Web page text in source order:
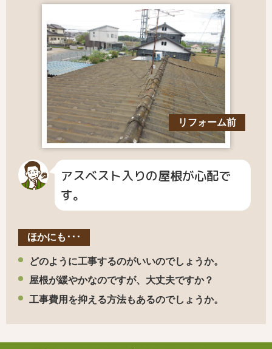
リフォーム前
アスベスト入りの屋根が心配で
す。
ほかにも･･･
どのように工事するのがいいのでしょうか。
屋根が緩やかなのですが、大丈夫ですか？
工事費用を抑える方法もあるのでしょうか。